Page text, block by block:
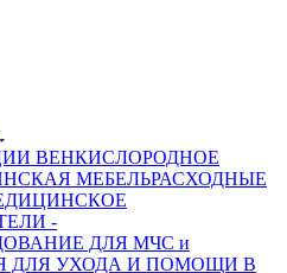
ВЕНКИСЛОРОДНОЕ
МЕБЕЛЬРАСХОДНЫЕ
-
ДЛЯ МЧС и
ДЛЯ УХОДА И ПОМОЩИ В